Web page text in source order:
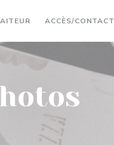
ACCÈS/CONTACT